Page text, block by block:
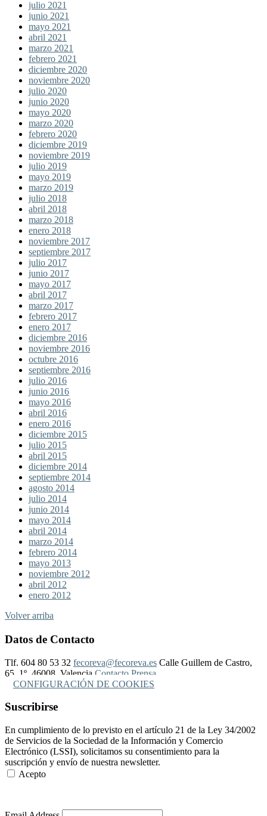
julio 2021
junio 2021
mayo 2021
abril 2021
marzo 2021
febrero 2021
diciembre 2020
noviembre 2020
julio 2020
junio 2020
mayo 2020
marzo 2020
febrero 2020
diciembre 2019
noviembre 2019
julio 2019
mayo 2019
marzo 2019
julio 2018
abril 2018
marzo 2018
enero 2018
noviembre 2017
septiembre 2017
julio 2017
junio 2017
mayo 2017
abril 2017
marzo 2017
febrero 2017
enero 2017
diciembre 2016
noviembre 2016
octubre 2016
septiembre 2016
julio 2016
junio 2016
mayo 2016
abril 2016
enero 2016
diciembre 2015
julio 2015
abril 2015
diciembre 2014
septiembre 2014
agosto 2014
julio 2014
junio 2014
mayo 2014
abril 2014
marzo 2014
febrero 2014
mayo 2013
noviembre 2012
abril 2012
enero 2012
Volver arriba
Datos de Contacto
Tlf. 604 80 53 32 fecoreva@fecoreva.es Calle Guillem de Castro,
65, 1º, 46008, Valencia Contacto Prensa
CONFIGURACIÓN DE COOKIES
Suscribirse
En cumplimiento de lo previsto en el artículo 21 de la Ley 34/2002
de Servicios de la Sociedad de la Información y Comercio
Electrónico (LSSI), solicitamos su consentimiento para la
suscripción y envío de nuestra newsletter.
Acepto